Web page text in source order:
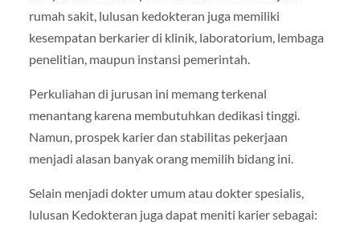
rumah sakit, lulusan kedokteran juga memiliki
kesempatan berkarier di klinik, laboratorium, lembaga
penelitian, maupun instansi pemerintah.
Perkuliahan di jurusan ini memang terkenal
menantang karena membutuhkan dedikasi tinggi.
Namun, prospek karier dan stabilitas pekerjaan
menjadi alasan banyak orang memilih bidang ini.
Selain menjadi dokter umum atau dokter spesialis,
lulusan Kedokteran juga dapat meniti karier sebagai: